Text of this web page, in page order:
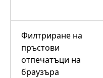
Филтриране на
пръстови
отпечатъци на
браузъра